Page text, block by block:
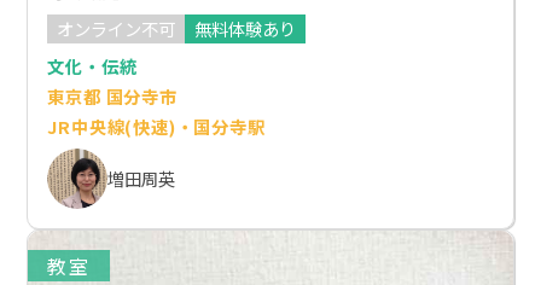
オンライン不可
無料体験あり
文化・伝統
東京都 国分寺市
JR中央線(快速)・国分寺駅
増田周英
教室